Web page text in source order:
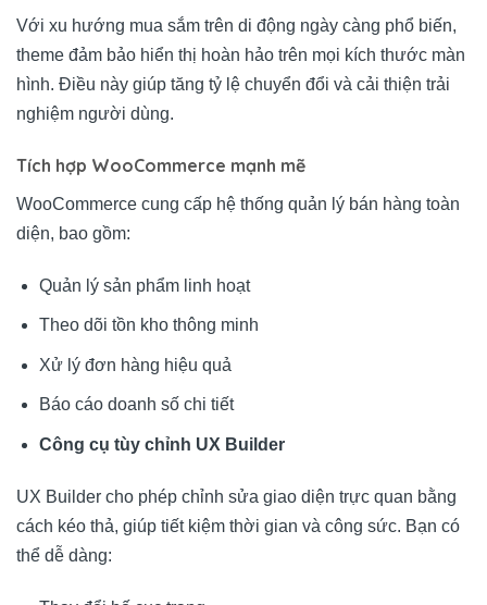
Với xu hướng mua sắm trên di động ngày càng phổ biến,
theme đảm bảo hiển thị hoàn hảo trên mọi kích thước màn
hình. Điều này giúp tăng tỷ lệ chuyển đổi và cải thiện trải
nghiệm người dùng.
Tích hợp WooCommerce mạnh mẽ
WooCommerce cung cấp hệ thống quản lý bán hàng toàn
diện, bao gồm:
Quản lý sản phẩm linh hoạt
Theo dõi tồn kho thông minh
Xử lý đơn hàng hiệu quả
Báo cáo doanh số chi tiết
Công cụ tùy chỉnh UX Builder
UX Builder cho phép chỉnh sửa giao diện trực quan bằng
cách kéo thả, giúp tiết kiệm thời gian và công sức. Bạn có
thể dễ dàng: